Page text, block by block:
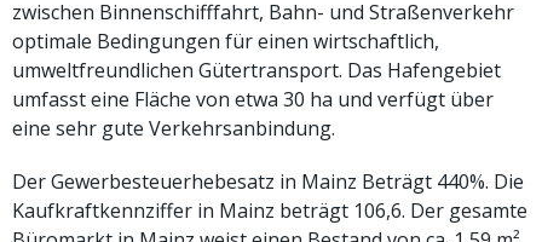
zwischen Binnenschifffahrt, Bahn- und Straßenverkehr
optimale Bedingungen für einen wirtschaftlich,
umweltfreundlichen Gütertransport. Das Hafengebiet
umfasst eine Fläche von etwa 30 ha und verfügt über
eine sehr gute Verkehrsanbindung.
Der Gewerbesteuerhebesatz in Mainz Beträgt 440%. Die
Kaufkraftkennziffer in Mainz beträgt 106,6. Der gesamte